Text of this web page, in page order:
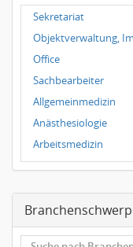
Hallbergmoos
Würzburg
Grünwald
Ulm
Bielefeld
Hannover
Duisburg
Sekretariat
Objektverwaltung,
Office
Sachbearbeiter
Allgemeinmedizin
Anästhesiologie
Arbeitsmedizin
Augenheilkunde
Frauenheilkunde,
Hals-Nasen-